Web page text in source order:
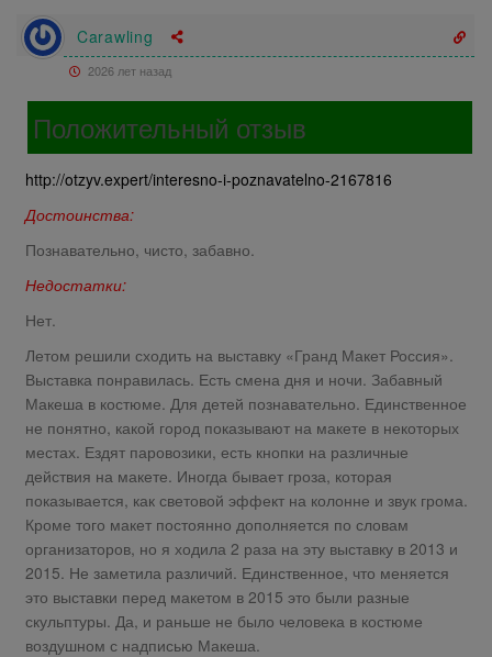
Carawling
2026 лет назад
Положительный отзыв
http://otzyv.expert/interesno-i-poznavatelno-2167816
Достоинства:
Познавательно, чисто, забавно.
Недостатки:
Нет.
Летом решили сходить на выставку «Гранд Макет Россия».
Выставка понравилась. Есть смена дня и ночи. Забавный
Макеша в костюме. Для детей познавательно. Единственное
не понятно, какой город показывают на макете в некоторых
местах. Ездят паровозики, есть кнопки на различные
действия на макете. Иногда бывает гроза, которая
показывается, как световой эффект на колонне и звук грома.
Кроме того макет постоянно дополняется по словам
организаторов, но я ходила 2 раза на эту выставку в 2013 и
2015. Не заметила различий. Единственное, что меняется
это выставки перед макетом в 2015 это были разные
скульптуры. Да, и раньше не было человека в костюме
воздушном с надписью Макеша.